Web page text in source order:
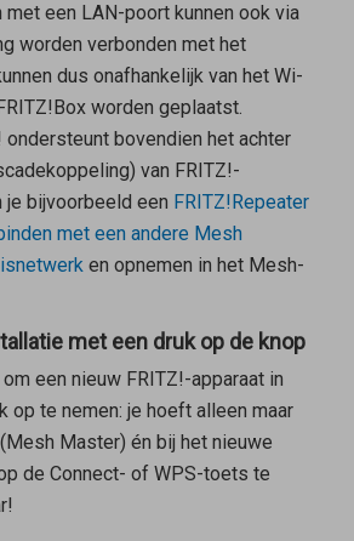
met een LAN-poort kunnen ook via
worden verbonden met het
dus onafhankelijk van het Wi-
worden geplaatst.
ondersteunt bovendien het achter
van FRITZ!-
je bijvoorbeeld een FRITZ!Repeater
met een andere Mesh
en opnemen in het Mesh-
met een druk op de knop
een nieuw FRITZ!-apparaat in
op te nemen: je hoeft alleen maar
Mesh Master) én bij het nieuwe
de Connect- of WPS-toets te